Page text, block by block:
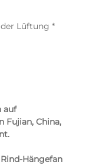
Lüftung *
auf
Fujian, China,
Hängefan